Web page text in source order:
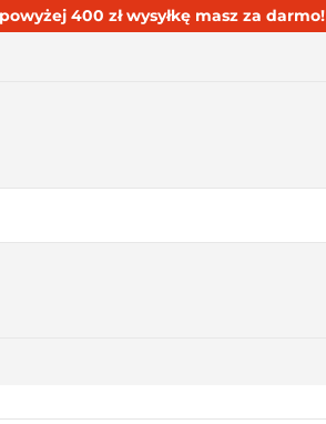
400 zł wysyłkę masz za darmo!